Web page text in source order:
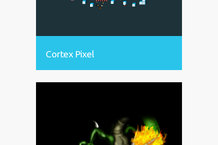
Cortex Pixel